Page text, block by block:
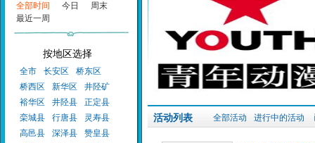
全部时间 今日
周末
最近一周
按地区选择
全市 长安区
桥东区
桥西区
新华区
井陉矿
裕华区
井陉县
正定县
栾城县
行唐县
灵寿县
高邑县
深泽县
赞皇县
活动列表 全部活动 进行中的活动